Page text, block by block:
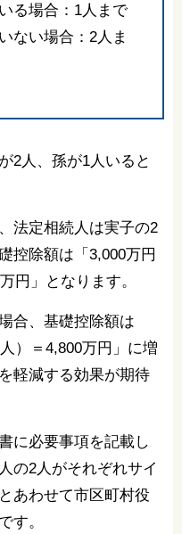
る場合：1人まで
ない場合：2人ま
2人、孫が1人いると
法定相続人は実子の2
控除額は「3,000万円
円」となります。
合、基礎控除額は
）＝4,800万円」に増
軽減する効果が期待
に必要事項を記載し
の2人がそれぞれサイ
あわせて市区町村役
す。